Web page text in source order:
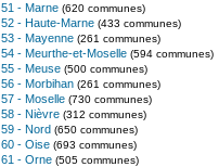
51 - Marne (620 communes)
52 - Haute-Marne (433 communes)
53 - Mayenne (261 communes)
54 - Meurthe-et-Moselle (594 communes)
55 - Meuse (500 communes)
56 - Morbihan (261 communes)
57 - Moselle (730 communes)
58 - Nièvre (312 communes)
59 - Nord (650 communes)
60 - Oise (693 communes)
61 - Orne (505 communes)